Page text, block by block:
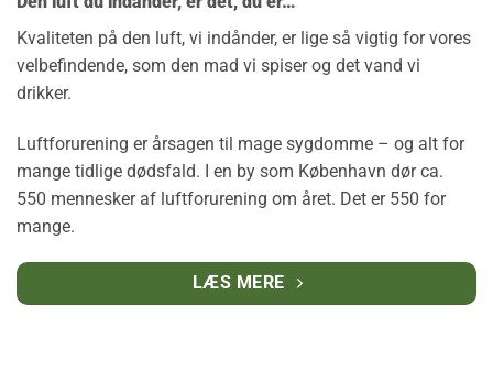
Kvaliteten på den luft, vi indånder, er lige så vigtig for vores
velbefindende, som den mad vi spiser og det vand vi
drikker.
Luftforurening er årsagen til mage sygdomme – og alt for
mange tidlige dødsfald. I en by som København dør ca.
550 mennesker af luftforurening om året. Det er 550 for
mange.
LÆS MERE